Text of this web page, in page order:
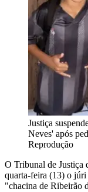
Justiça
Neves' após
Reprodução
O Tribunal de Justiça
quarta-feira (13) o júri
"chacina de Ribeirão